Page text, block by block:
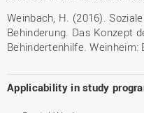
Weinbach, H. (2016).
Behinderung. Das Konzept
Behindertenhilfe. Weinheim:
Applicability in study